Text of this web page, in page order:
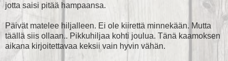
jotta saisi pitää hampaansa.
Päivät matelee hiljalleen. Ei ole kiirettä minnekään. Mutta
täällä siis ollaan.. Pikkuhiljaa kohti joulua. Tänä kaamoksen
aikana kirjoitettavaa keksii vain hyvin vähän.